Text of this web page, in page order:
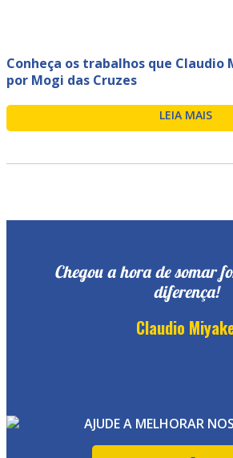
Conheça os trabalhos que Claudio
por Mogi das Cruzes
LEIA MAIS
Chegou a hora de somar
diferença!
Claudio
AJUDE A MELHORAR